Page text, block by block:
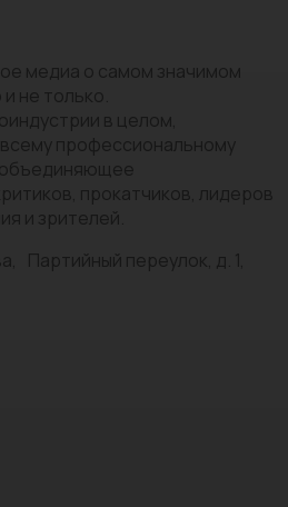
медиа о самом значимом
не только.
в целом,
профессиональному
прокатчиков, лидеров
и зрителей.
Партийный переулок, д. 1,